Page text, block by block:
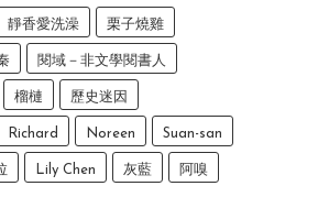
靜香愛洗澡 栗子燒雞
閱域－非文學閱書人
榴槤 歷史迷因
Richard Noreen Suan-san
Lily Chen 灰藍 阿嗅